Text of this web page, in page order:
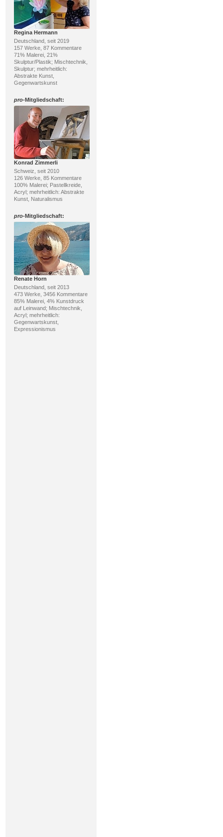
Regina Hermann
Deutschland, seit 2019
157 Werke, 87 Kommentare
71% Malerei, 21%
Skulptur/Plastik; Mischtechnik,
Skulptur; mehrheitlich:
Abstrakte Kunst,
Gegenwartskunst
pro-Mitgliedschaft:
Konrad Zimmerli
Schweiz, seit 2010
126 Werke, 85 Kommentare
100% Malerei; Pastellkreide,
Acryl; mehrheitlich: Abstrakte
Kunst, Naturalismus
pro-Mitgliedschaft:
Renate Horn
Deutschland, seit 2013
473 Werke, 3456 Kommentare
85% Malerei, 4% Kunstdruck
auf Leinwand; Mischtechnik,
Acryl; mehrheitlich:
Gegenwartskunst,
Expressionismus